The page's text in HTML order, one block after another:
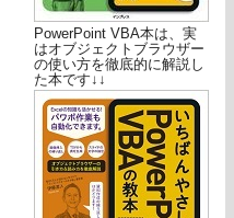
PowerPoint VBA本は、実
はオブジェクトブラウザー
の使い方を徹底的に解説し
た本です↓↓